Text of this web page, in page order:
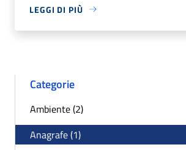
LEGGI DI PIÙ
Categorie
Ambiente (2)
Anagrafe (1)